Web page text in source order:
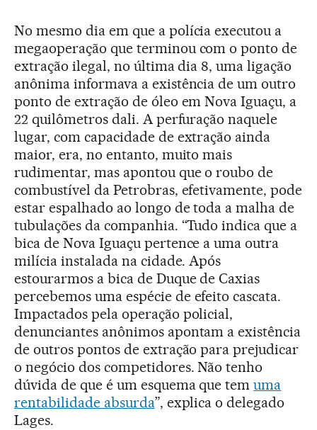
No mesmo dia em que a polícia executou a
megaoperação que terminou com o ponto de
extração ilegal, no última dia 8, uma ligação
anônima informava a existência de um outro
ponto de extração de óleo em Nova Iguaçu, a
22 quilômetros dali. A perfuração naquele
lugar, com capacidade de extração ainda
maior, era, no entanto, muito mais
rudimentar, mas apontou que o roubo de
combustível da Petrobras, efetivamente, pode
estar espalhado ao longo de toda a malha de
tubulações da companhia. “Tudo indica que a
bica de Nova Iguaçu pertence a uma outra
milícia instalada na cidade. Após
estourarmos a bica de Duque de Caxias
percebemos uma espécie de efeito cascata.
Impactados pela operação policial,
denunciantes anônimos apontam a existência
de outros pontos de extração para prejudicar
o negócio dos competidores. Não tenho
dúvida de que é um esquema que temuma
rentabilidade absurda”, explica o delegado
Lages.